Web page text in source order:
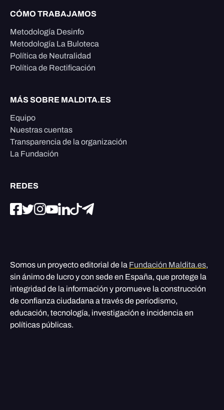
CÓMO TRABAJAMOS
Metodología Desinfo
Metodología La Buloteca
Política de Neutralidad
Política de Rectificación
MÁS SOBRE MALDITA.ES
Equipo
Nuestras cuentas
Transparencia de la organización
La Fundación
REDES
Somos un proyecto editorial de la Fundación Maldita.es,
sin ánimo de lucro y con sede en España, que protege la
integridad de la información y promueve la construcción
de confianza ciudadana a través de periodismo,
educación, tecnología, investigación e incidencia en
políticas públicas.